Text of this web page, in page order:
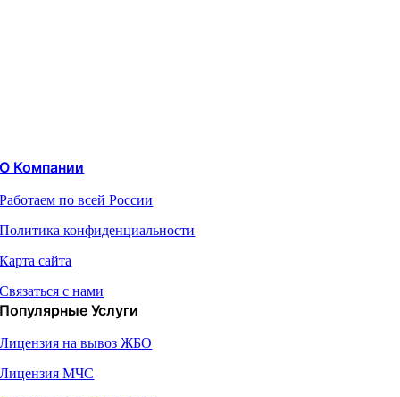
О Компании
Работаем по всей России
Политика конфиденциальности
Карта сайта
Связаться с нами
Популярные Услуги
Лицензия на вывоз ЖБО
Лицензия МЧС